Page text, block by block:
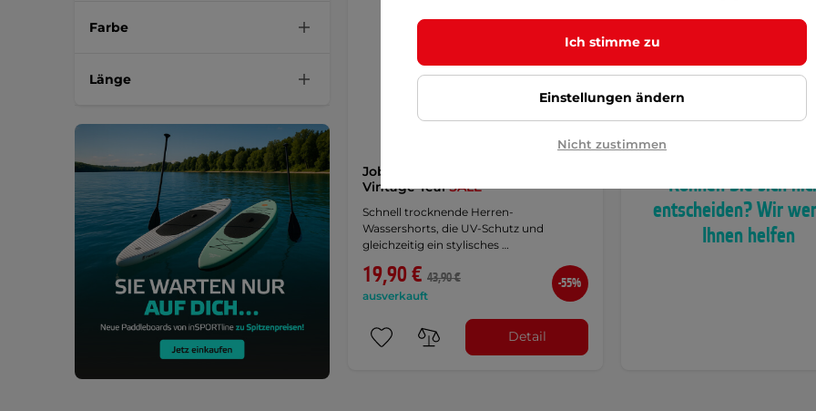
Farbe
Länge
Jobe Boardshorts Herrenshorts -
Vintage TealSALE
Schnell trocknende Herren-
Wassershorts, die UV-Schutz und
gleichzeitig ein stylisches …
19,90 € 43,90 €
ausverkauft
-55%
Detail
Können Sie sich
entscheiden? Wir
Ihnen helfen
Ich stimme zu
Einstellungen ändern
Nicht zustimmen